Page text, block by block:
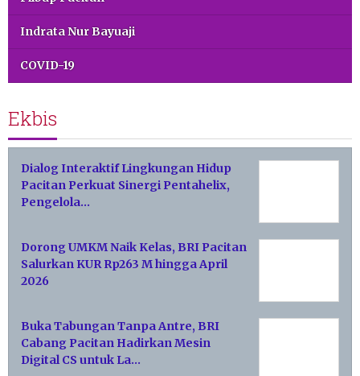
Indrata Nur Bayuaji
COVID-19
Ekbis
Dialog Interaktif Lingkungan Hidup
Pacitan Perkuat Sinergi Pentahelix,
Pengelola…
Dorong UMKM Naik Kelas, BRI Pacitan
Salurkan KUR Rp263 M hingga April
2026
Buka Tabungan Tanpa Antre, BRI
Cabang Pacitan Hadirkan Mesin
Digital CS untuk La…